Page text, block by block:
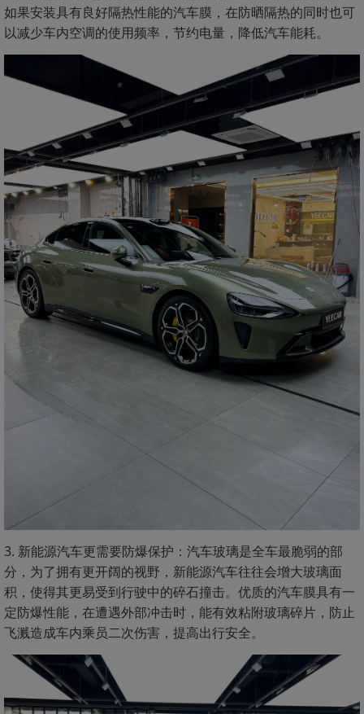
如果安装具有良好隔热性能的汽车膜，在防晒隔热的同时也可
以减少车内空调的使用频率，节约电量，降低汽车能耗。
3. 新能源汽车更需要防爆保护：汽车玻璃是全车最脆弱的部
分，为了拥有更开阔的视野，新能源汽车往往会增大玻璃面
积，使得其更易受到行驶中的碎石撞击。优质的汽车膜具有一
定防爆性能，在遭遇外部冲击时，能有效粘附玻璃碎片，防止
飞溅造成车内乘员二次伤害，提高出行安全。